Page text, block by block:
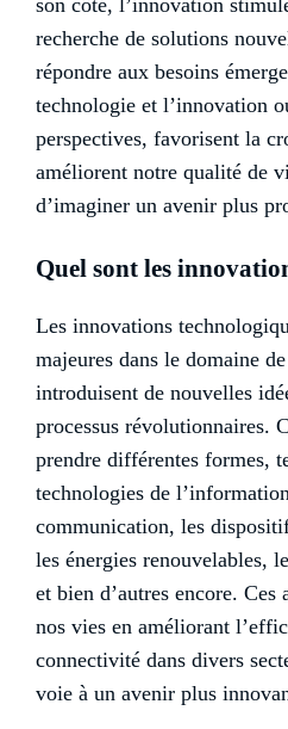
son côté, l’innovation
recherche de solutions
répondre aux besoins
technologie et l’innovation
perspectives, favorisent la
améliorent notre qualité de
d’imaginer un avenir plus
Quel sont les
Les innovations
majeures dans le domaine
introduisent de nouvelles
processus révolutionnaires.
prendre différentes formes,
technologies de
communication, les
les énergies renouvelables,
et bien d’autres encore. Ces
nos vies en améliorant
connectivité dans divers
voie à un avenir plus